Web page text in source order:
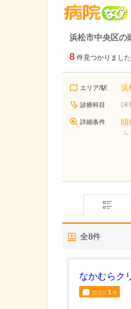
浜松市中央区の
8 件見つかりました
エリア/駅 浜
診療科目 (未
詳細条件 頭
全8件
なかむらク
口コミ 1件